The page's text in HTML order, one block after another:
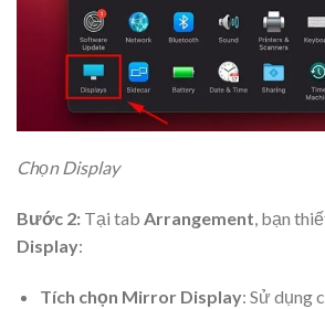
Chọn Display
Bước 2: Tại tab Arrangement, bạn
Display:
Tích chọn Mirror Display: Sử dụng